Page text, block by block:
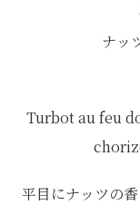
ナッ
Turbot au feu
平目にナッツの